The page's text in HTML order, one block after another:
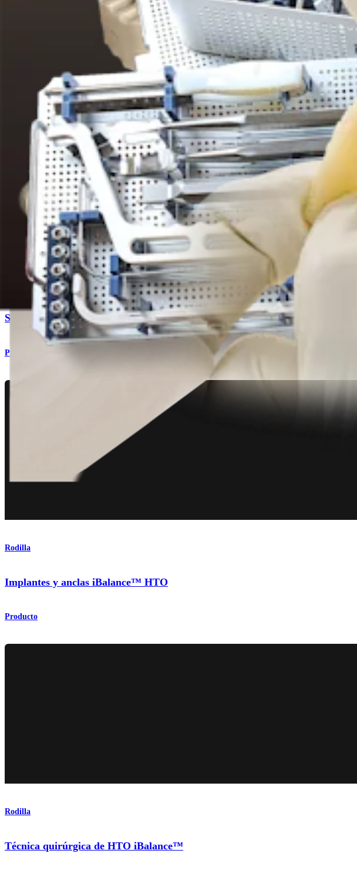
Injertos óseos AlloSync™
Cirugía cardiotorácica
Soluciones para injerto óseo
Producto
Rodilla
Implantes y anclas iBalance™ HTO
Producto
Rodilla
Técnica quirúrgica de HTO iBalance™